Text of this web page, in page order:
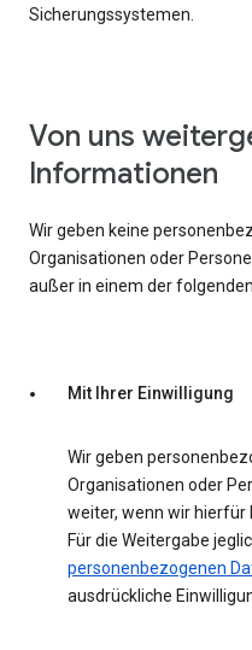
Sicherungssystemen.
Von uns
Informationen
Wir geben keine
Organisationen oder
außer in einem der
Mit Ihrer Einwilligung
Wir geben
Organisationen oder
weiter, wenn wir hierfür
Für die Weitergabe
personenbezogenen
ausdrückliche